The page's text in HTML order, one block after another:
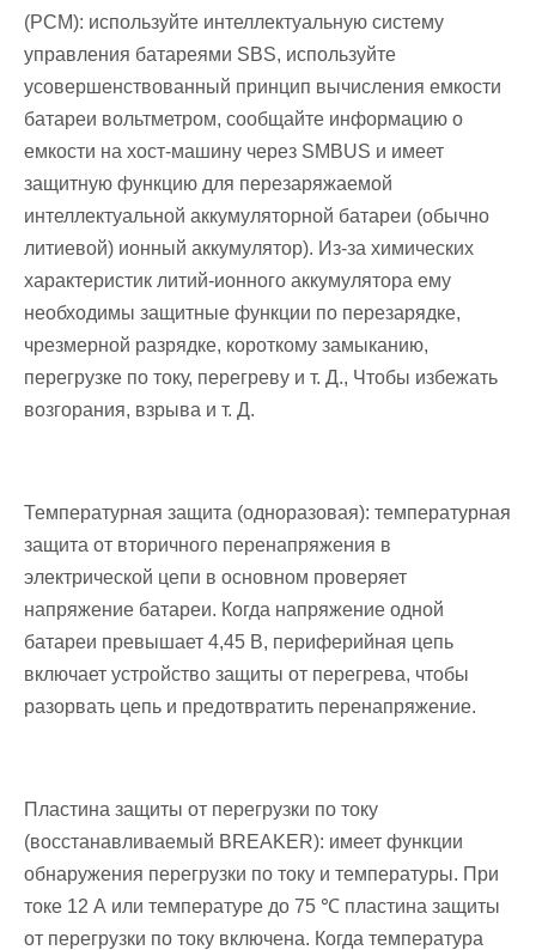
(PCM): используйте интеллектуальную систему
управления батареями SBS, используйте
усовершенствованный принцип вычисления емкости
батареи вольтметром, сообщайте информацию о
емкости на хост-машину через SMBUS и имеет
защитную функцию для перезаряжаемой
интеллектуальной аккумуляторной батареи (обычно
литиевой) ионный аккумулятор). Из-за химических
характеристик литий-ионного аккумулятора ему
необходимы защитные функции по перезарядке,
чрезмерной разрядке, короткому замыканию,
перегрузке по току, перегреву и т. Д., Чтобы избежать
возгорания, взрыва и т. Д.
Температурная защита (одноразовая): температурная
защита от вторичного перенапряжения в
электрической цепи в основном проверяет
напряжение батареи. Когда напряжение одной
батареи превышает 4,45 В, периферийная цепь
включает устройство защиты от перегрева, чтобы
разорвать цепь и предотвратить перенапряжение.
Пластина защиты от перегрузки по току
(восстанавливаемый BREAKER): имеет функции
обнаружения перегрузки по току и температуры. При
токе 12 А или температуре до 75 ℃ пластина защиты
от перегрузки по току включена. Когда температура